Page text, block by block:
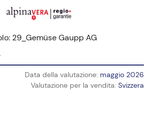
29_Gemüse Gaupp AG
Data della valutazione: maggio 2026
Valutazione per la vendita: Svizzera